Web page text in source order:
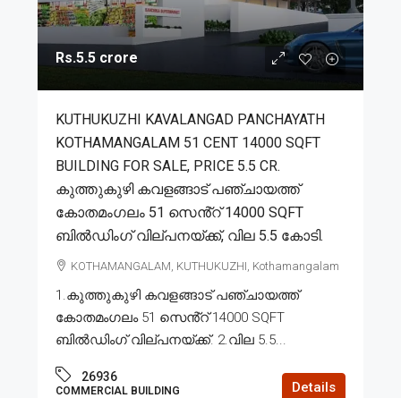
Rs.5.5 crore
KUTHUKUZHI KAVALANGAD PANCHAYATH
KOTHAMANGALAM 51 CENT 14000 SQFT
BUILDING FOR SALE, PRICE 5.5 CR.
കുത്തുകുഴി കവളങ്ങാട് പഞ്ചായത്ത്
കോതമംഗലം 51 സെൻ്റ് 14000 SQFT
ബിൽഡിംഗ്‌ വില്പനയ്ക്ക്, വില 5.5 കോടി.
KOTHAMANGALAM, KUTHUKUZHI, Kothamangalam
1.കുത്തുകുഴി കവളങ്ങാട് പഞ്ചായത്ത്
കോതമംഗലം 51 സെൻ്റ് 14000 SQFT
ബിൽഡിംഗ്‌ വില്പനയ്ക്ക്. 2.വില 5.5...
26936
COMMERCIAL BUILDING Details